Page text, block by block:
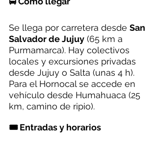
Se llega por carretera desde San
Salvador de Jujuy (65 km a
Purmamarca). Hay colectivos
locales y excursiones privadas
desde Jujuy o Salta (unas 4 h).
Para el Hornocal se accede en
vehículo desde Humahuaca (25
km, camino de ripio).
🎟️ Entradas y horarios